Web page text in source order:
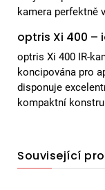
kamera perfektně
optris Xi 400 –
optris Xi 400 IR-
koncipována pro
disponuje
kompaktní
Související